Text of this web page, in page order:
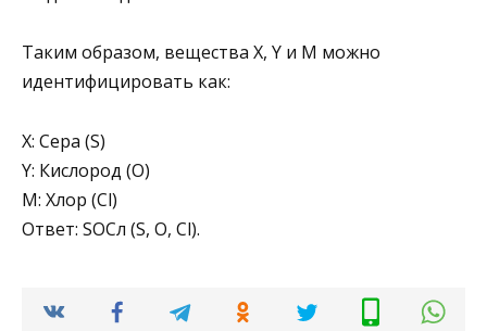
Таким образом, вещества X, Y и M можно
идентифицировать как:
X: Сера (S)
Y: Кислород (O)
M: Хлор (Cl)
Ответ: SOCл (S, O, Cl).